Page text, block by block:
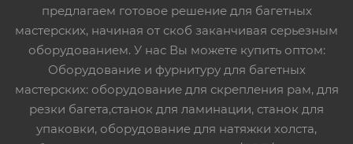
предлагаем готовое решение для багетных
мастерских, начиная от скоб заканчивая серьезным
оборудованием. У нас Вы можете купить оптом:
Оборудование и фурнитуру для багетных
мастерских: оборудование для скрепления рам, для
резки багета,станок для ламинации, станок для
упаковки, оборудование для натяжки холста,